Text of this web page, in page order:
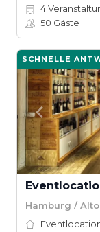
4
50 Gäste
SCHNELLE
Hamburg /